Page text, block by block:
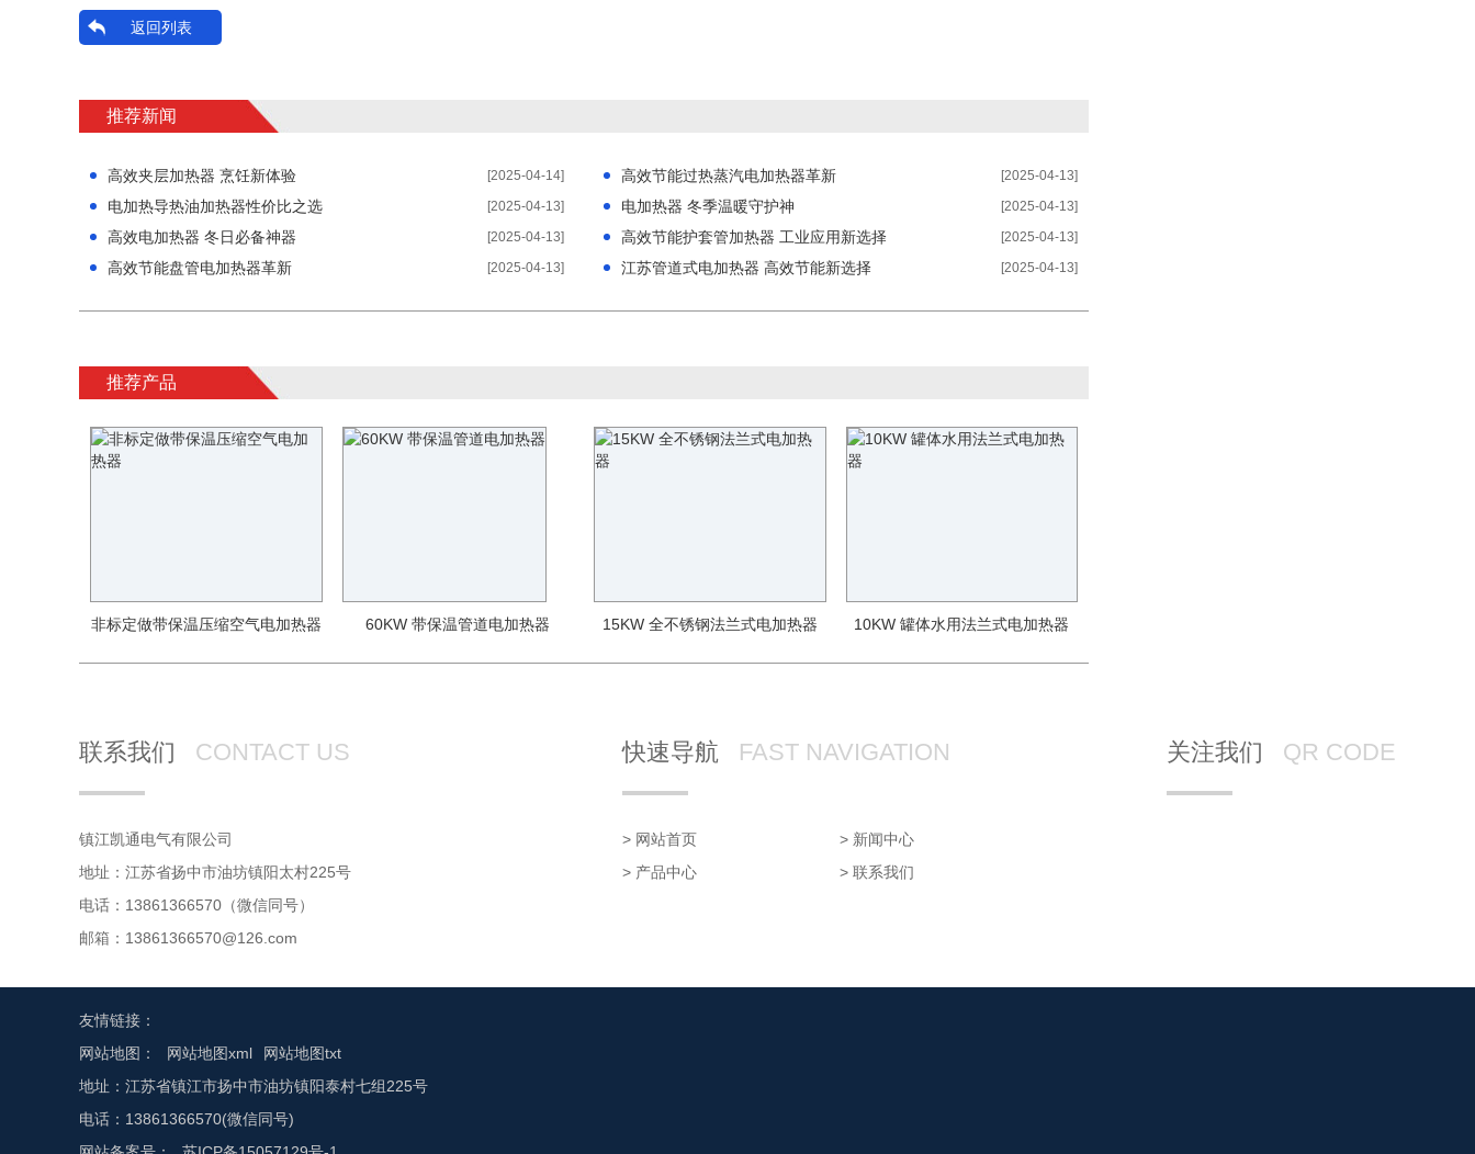
返回列表
推荐新闻
高效夹层加热器 烹饪新体验 [2025-04-14] 高效节能过热蒸汽电加热器革新 [2025-04-13]
电加热导热油加热器性价比之选 [2025-04-13] 电加热器 冬季温暖守护神 [2025-04-13]
高效电加热器 冬日必备神器 [2025-04-13] 高效节能护套管加热器 工业应用新选择 [2025-04-13]
高效节能盘管电加热器革新 [2025-04-13] 江苏管道式电加热器 高效节能新选择 [2025-04-13]
推荐产品
非标定做带保温压缩空气电加热器 60KW 带保温管道电加热器 15KW 全不锈钢法兰式电加热器 10KW 罐体水用法兰式电加热器
联系我们 CONTACT US
镇江凯通电气有限公司
地址：江苏省扬中市油坊镇阳太村225号
电话：13861366570（微信同号）
邮箱：13861366570@126.com
快速导航 FAST NAVIGATION
> 网站首页
> 新闻中心
> 产品中心
> 联系我们
关注我们 QR CODE
友情链接：
网站地图：
网站地图xml
网站地图txt
地址：江苏省镇江市扬中市油坊镇阳泰村七组225号
电话：13861366570(微信同号)